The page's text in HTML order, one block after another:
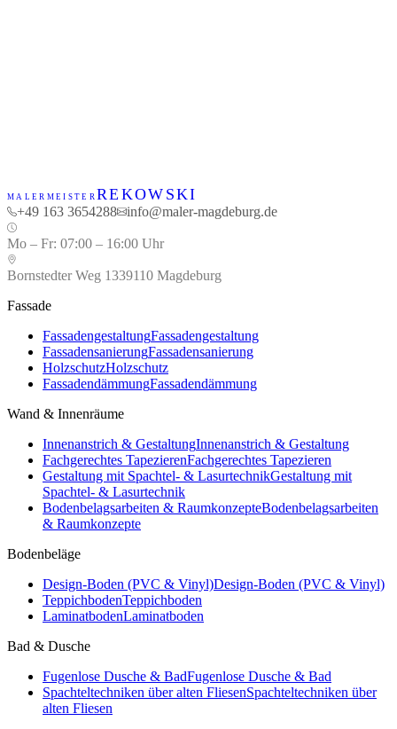
Kontaktieren Sie uns
MALERMEISTER REKOWSKI
+49 163 3654288 info@maler-magdeburg.de
Mo – Fr: 07:00 – 16:00 Uhr
Bornstedter Weg 1339110 Magdeburg
Fassade
FassadengestaltungFassadengestaltung
FassadensanierungFassadensanierung
HolzschutzHolzschutz
FassadendämmungFassadendämmung
Wand & Innenräume
Innenanstrich & GestaltungInnenanstrich & Gestaltung
Fachgerechtes TapezierenFachgerechtes Tapezieren
Gestaltung mit Spachtel- & LasurtechnikGestaltung mit
Spachtel- & Lasurtechnik
Bodenbelagsarbeiten & RaumkonzepteBodenbelagsarbeiten
& Raumkonzepte
Bodenbeläge
Design-Boden (PVC & Vinyl)Design-Boden (PVC & Vinyl)
TeppichbodenTeppichboden
LaminatbodenLaminatboden
Bad & Dusche
Fugenlose Dusche & BadFugenlose Dusche & Bad
Spachteltechniken über alten FliesenSpachteltechniken über
alten Fliesen